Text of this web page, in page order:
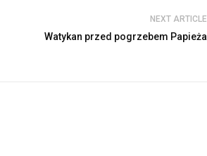
NEXT ARTICLE
Watykan przed pogrzebem Papieża